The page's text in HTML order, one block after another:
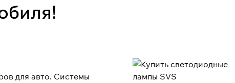
для авто. Системы